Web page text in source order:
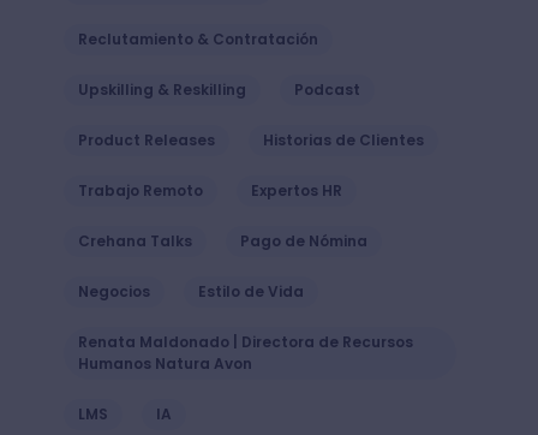
Reclutamiento & Contratación
Upskilling & Reskilling Podcast
Product Releases Historias de Clientes
Trabajo Remoto Expertos HR
Crehana Talks Pago de Nómina
Negocios Estilo de Vida
Renata Maldonado | Directora de Recursos
Humanos Natura Avon
LMS IA